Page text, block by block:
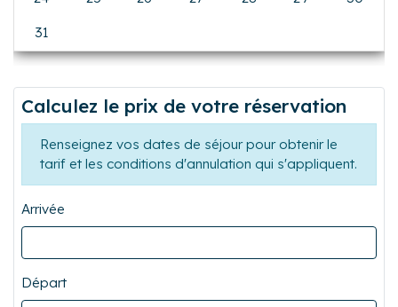
31
Calculez le prix de votre réservation
Renseignez vos dates de séjour pour obtenir le
tarif et les conditions d'annulation qui s'appliquent.
Arrivée
Départ